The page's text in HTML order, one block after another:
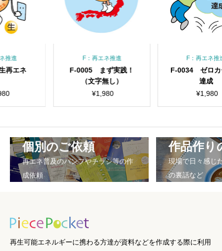
ネ推進
ず実践！
1,980
F：再エネ推進
F-0034 ゼロカーボン
達成
¥1,980
F：再エ
F-0015 カ
ートラ
¥
個別のご依頼
再エネ普及のパンフやチラシ等の作
成依頼
作品作り
現場で日々感じ
の裏話など
再生可能エネルギーに携わる方達が資料などを作成する際に利用